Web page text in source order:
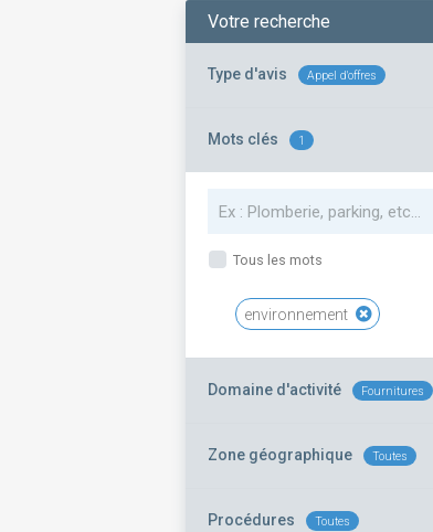
Votre recherche
Type d'avis Appel d'offres
Mots clés 1
Tous les mots
environnement
Domaine d'activité Fournitures
Zone géographique Toutes
Procédures Toutes